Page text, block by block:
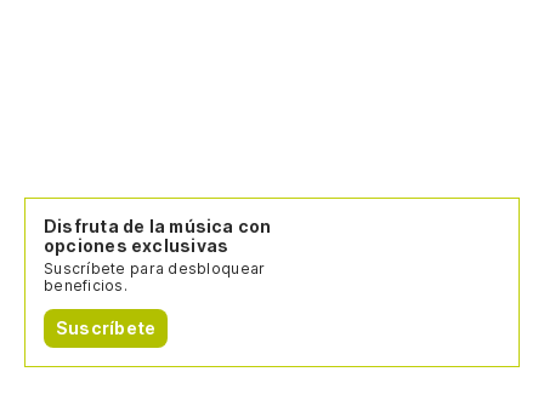
Disfruta de la música con
opciones exclusivas
Suscríbete para desbloquear
beneficios.
Suscríbete